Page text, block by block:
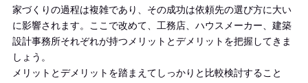
家づくりの過程は複雑であり、その成功は依頼先の選び方に大い
に影響されます。ここで改めて、工務店、ハウスメーカー、建築
設計事務所それぞれが持つメリットとデメリットを把握してきま
しょう。
メリットとデメリットを踏まえてしっかりと比較検討すること